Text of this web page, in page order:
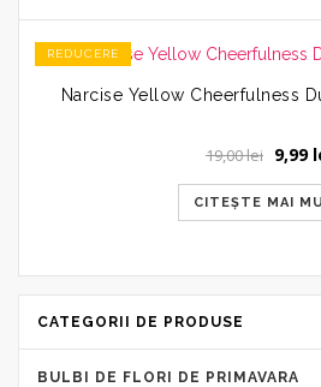
REDUCERE
Narcise Yellow Cheerfulness
19,00lei Prețul
a
fost:
9,99
CITEȘTE MAI
CATEGORII DE PRODUSE
BULBI DE FLORI DE PRIMAVARA